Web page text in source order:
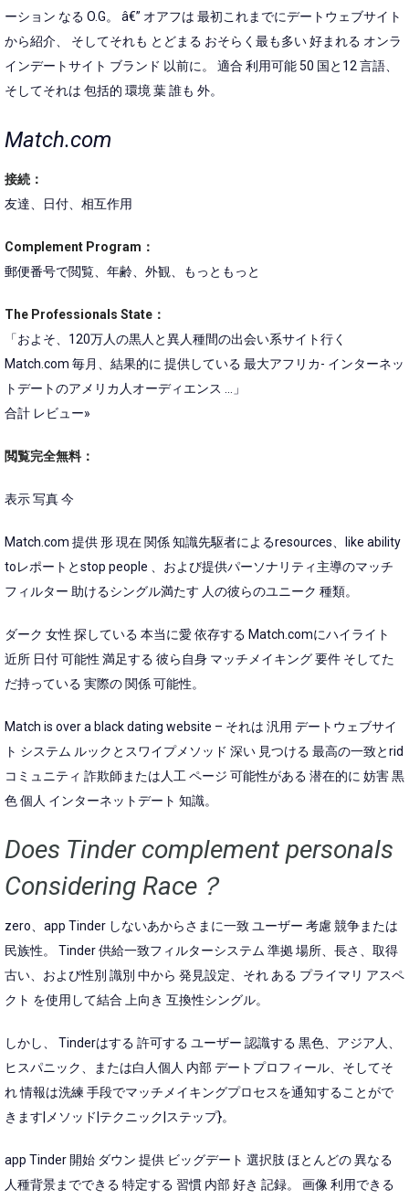
ーション なる O.G。 â€” オアフは 最初これまでにデートウェブサイト
から紹介、 そしてそれも とどまる おそらく最も多い 好まれる オンラ
インデートサイト ブランド 以前に。 適合 利用可能 50 国と12 言語、
そしてそれは 包括的 環境 葉 誰も 外。
Match.com
接続：
友達、日付、相互作用
Complement Program：
郵便番号で閲覧、年齢、外観、もっともっと
The Professionals State：
「およそ、120万人の黒人と異人種間の出会い系サイト行く
Match.com 毎月、結果的に 提供している 最大アフリカ- インターネッ
トデートのアメリカ人オーディエンス …」
合計 レビュー»
閲覧完全無料：
表示 写真 今
Match.com 提供 形 現在 関係 知識先駆者によるresources、like ability
toレポートとstop people 、および提供パーソナリティ主導のマッチ
フィルター 助けるシングル満たす 人の彼らのユニーク 種類。
ダーク 女性 探している 本当に愛 依存する Match.comにハイライト
近所 日付 可能性 満足する 彼ら自身 マッチメイキング 要件 そしてた
だ持っている 実際の 関係 可能性。
Match is over a black dating website – それは 汎用 デートウェブサイ
ト システム ルックとスワイプメソッド 深い 見つける 最高の一致とrid
コミュニティ 詐欺師または人工 ページ 可能性がある 潜在的に 妨害 黒
色 個人 インターネットデート 知識。
Does Tinder complement personals
Considering Race？
zero、app Tinder しないあからさまに一致 ユーザー 考慮 競争または
民族性。 Tinder 供給一致フィルターシステム 準拠 場所、長さ、取得
古い、および性別 識別 中から 発見設定、それ ある プライマリ アスペ
クト を使用して結合 上向き 互換性シングル。
しかし、 Tinderはする 許可する ユーザー 認識する 黒色、アジア人、
ヒスパニック、または白人個人 内部 デートプロフィール、そしてそ
れ 情報は洗練 手段でマッチメイキングプロセスを通知することがで
きます|メソッド|テクニック|ステップ}。
app Tinder 開始 ダウン 提供 ビッグデート 選択肢 ほとんどの 異なる
人種背景までできる 特定する 習慣 内部 好き 記録。 画像 利用できる